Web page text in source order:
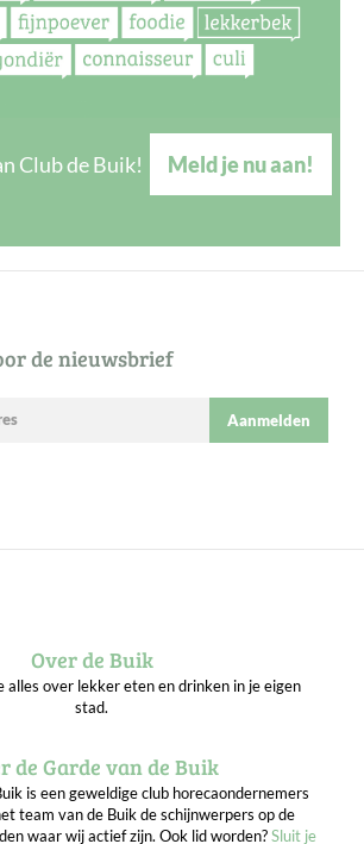
Club de Buik! Meld je nu aan!
de nieuwsbrief
Aanmelden
Over de Buik
alles over lekker eten en drinken in je eigen
stad.
de Garde van de Buik
is een geweldige club horecaondernemers
team van de Buik de schijnwerpers op de
waar wij actief zijn. Ook lid worden?Sluit je